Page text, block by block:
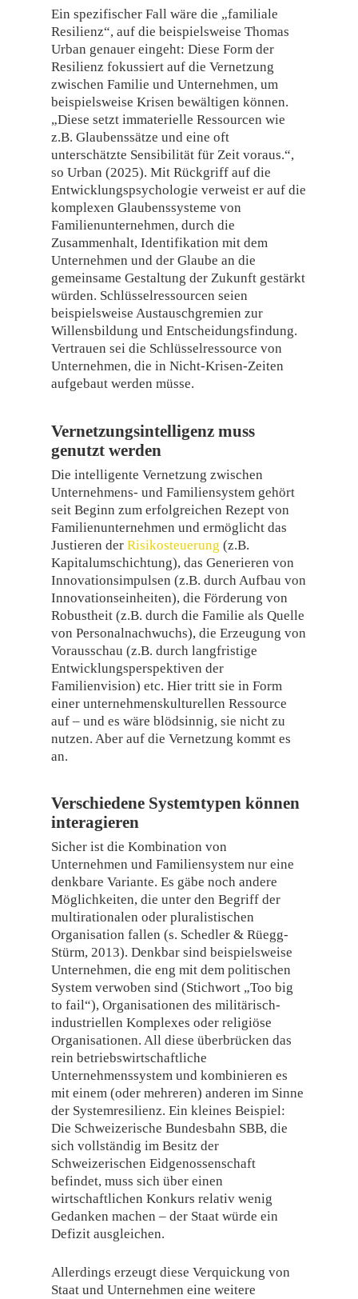
Ein spezifischer Fall wäre die „familiale
Resilienz“, auf die beispielsweise Thomas
Urban genauer eingeht: Diese Form der
Resilienz fokussiert auf die Vernetzung
zwischen Familie und Unternehmen, um
beispielsweise Krisen bewältigen können.
„Diese setzt immaterielle Ressourcen wie
z.B. Glaubenssätze und eine oft
unterschätzte Sensibilität für Zeit voraus.“,
so Urban (2025). Mit Rückgriff auf die
Entwicklungspsychologie verweist er auf die
komplexen Glaubenssysteme von
Familienunternehmen, durch die
Zusammenhalt, Identifikation mit dem
Unternehmen und der Glaube an die
gemeinsame Gestaltung der Zukunft gestärkt
würden. Schlüsselressourcen seien
beispielsweise Austauschgremien zur
Willensbildung und Entscheidungsfindung.
Vertrauen sei die Schlüsselressource von
Unternehmen, die in Nicht-Krisen-Zeiten
aufgebaut werden müsse.
Vernetzungsintelligenz muss
genutzt werden
Die intelligente Vernetzung zwischen
Unternehmens- und Familiensystem gehört
seit Beginn zum erfolgreichen Rezept von
Familienunternehmen und ermöglicht das
Justieren derRisikosteuerung (z.B.
Kapitalumschichtung), das Generieren von
Innovationsimpulsen (z.B. durch Aufbau von
Innovationseinheiten), die Förderung von
Robustheit (z.B. durch die Familie als Quelle
von Personalnachwuchs), die Erzeugung von
Vorausschau (z.B. durch langfristige
Entwicklungsperspektiven der
Familienvision) etc. Hier tritt sie in Form
einer unternehmenskulturellen Ressource
auf – und es wäre blödsinnig, sie nicht zu
nutzen. Aber auf die Vernetzung kommt es
an.
Verschiedene Systemtypen können
interagieren
Sicher ist die Kombination von
Unternehmen und Familiensystem nur eine
denkbare Variante. Es gäbe noch andere
Möglichkeiten, die unter den Begriff der
multirationalen oder pluralistischen
Organisation fallen (s. Schedler & Rüegg-
Stürm, 2013). Denkbar sind beispielsweise
Unternehmen, die eng mit dem politischen
System verwoben sind (Stichwort „Too big
to fail“), Organisationen des militärisch-
industriellen Komplexes oder religiöse
Organisationen. All diese überbrücken das
rein betriebswirtschaftliche
Unternehmenssystem und kombinieren es
mit einem (oder mehreren) anderen im Sinne
der Systemresilienz. Ein kleines Beispiel:
Die Schweizerische Bundesbahn SBB, die
sich vollständig im Besitz der
Schweizerischen Eidgenossenschaft
befindet, muss sich über einen
wirtschaftlichen Konkurs relativ wenig
Gedanken machen – der Staat würde ein
Defizit ausgleichen.
Allerdings erzeugt diese Verquickung von
Staat und Unternehmen eine weitere